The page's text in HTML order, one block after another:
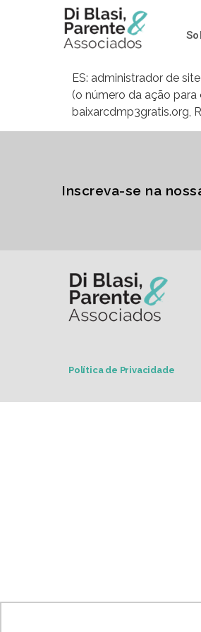
ES: administrador de
(o número da ação
baixarcdmp3gratis.org,
Inscreva-se na
Política de Privacidade